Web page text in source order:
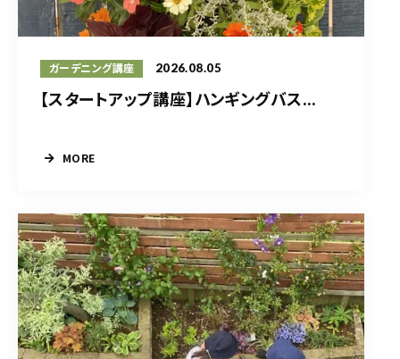
ガーデニング講座 2026.08.05
【スタートアップ講座】ハンギングバス...
MORE